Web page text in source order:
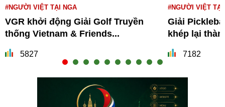
#NGƯỜI VIỆT TẠI NGA
VGR khởi động Giải Golf Truyền
thống Vietnam & Friends...
5827
#NGƯỜI VIỆT TẠI
Giải
khép lại
7182